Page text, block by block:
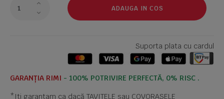
ADAUGA IN COS
Suporta plata cu cardul
GARANȚIA RIMI - 100% POTRIVIRE PERFECTĂ, 0% RISC .
*Iti garantam ca dacă TAVITELE sau COVORASELE